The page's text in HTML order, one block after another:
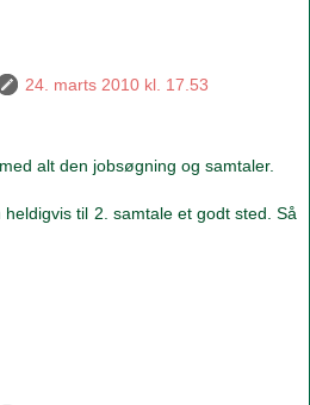
24. marts 2010 kl. 17.53
alt den jobsøgning og samtaler.
heldigvis til 2. samtale et godt sted. Så